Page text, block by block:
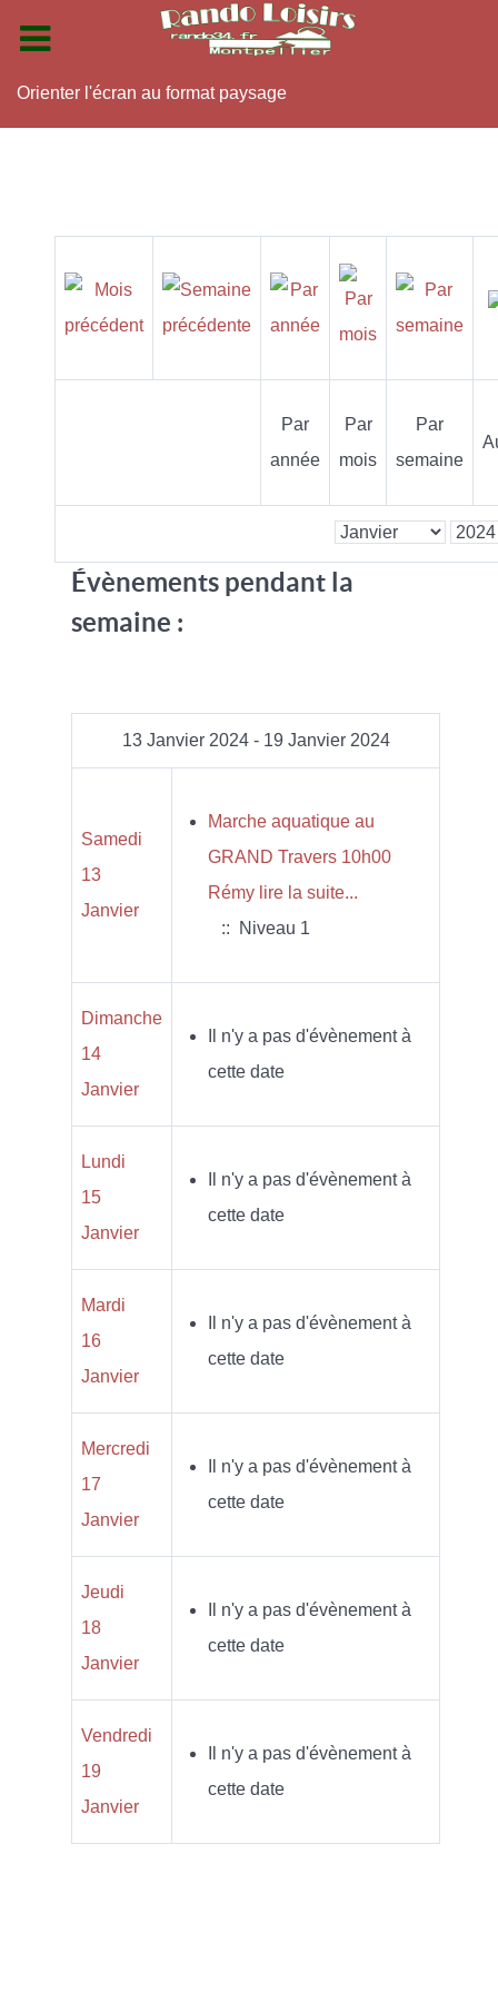
Orienter l'écran au format paysage
Par
année
Par
mois
Par
semaine
Évènements pendant la
semaine :
13 Janvier 2024 - 19 Janvier 2024
Samedi
13
Janvier
Marche aquatique au
GRAND Travers 10h00
Rémy lire la suite...
:: Niveau 1
Dimanche
14
Janvier
Il n'y a pas d'évènement à
cette date
Lundi
15
Janvier
Il n'y a pas d'évènement à
cette date
Mardi
16
Janvier
Il n'y a pas d'évènement à
cette date
Mercredi
17
Janvier
Il n'y a pas d'évènement à
cette date
Jeudi
18
Janvier
Il n'y a pas d'évènement à
cette date
Vendredi
19
Janvier
Il n'y a pas d'évènement à
cette date